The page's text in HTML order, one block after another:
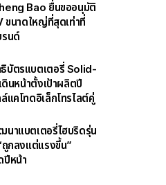
Bao ยื่นขออนุมัติ
ขนาดใหญ่ที่สุดเท่าที่
รนด์
บัตรแบตเตอรี่ Solid-
นหน้าตั้งเป้าผลิตปี
แคโทดอิเล็กโทรไลต์คู่
าแบตเตอรี่ไฮบริดรุ่น
ถูกลงแต่แรงขึ้น”
ปีหน้า